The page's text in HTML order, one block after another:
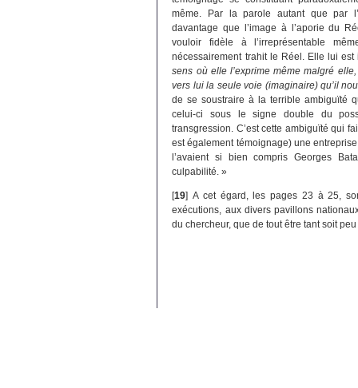
même. Par la parole autant que par
davantage que l’image à l’aporie du
vouloir fidèle à l’irreprésentable
nécessairement trahit le Réel. Elle lui
sens où elle l’exprime même malgré
vers lui la seule voie (imaginaire) qu’il
de se soustraire à la terrible ambiguïté
celui-ci sous le signe double du
transgression. C’est cette ambiguïté qui
est également témoignage) une
l’avaient si bien compris Georges
culpabilité. »
[19]A cet égard, les pages 23 à 25,
exécutions, aux divers pavillons
du chercheur, que de tout être tant soit